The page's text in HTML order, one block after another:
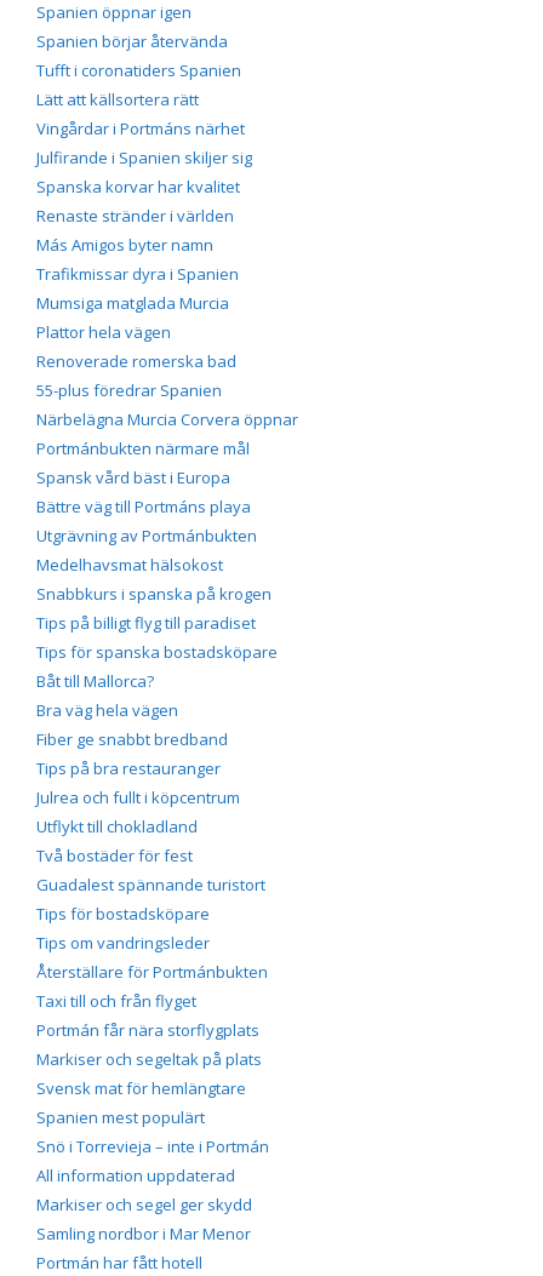
Spanien öppnar igen
Spanien börjar återvända
Tufft i coronatiders Spanien
Lätt att källsortera rätt
Vingårdar i Portmáns närhet
Julfirande i Spanien skiljer sig
Spanska korvar har kvalitet
Renaste stränder i världen
Más Amigos byter namn
Trafikmissar dyra i Spanien
Mumsiga matglada Murcia
Plattor hela vägen
Renoverade romerska bad
55-plus föredrar Spanien
Närbelägna Murcia Corvera öppnar
Portmánbukten närmare mål
Spansk vård bäst i Europa
Bättre väg till Portmáns playa
Utgrävning av Portmánbukten
Medelhavsmat hälsokost
Snabbkurs i spanska på krogen
Tips på billigt flyg till paradiset
Tips för spanska bostadsköpare
Båt till Mallorca?
Bra väg hela vägen
Fiber ge snabbt bredband
Tips på bra restauranger
Julrea och fullt i köpcentrum
Utflykt till chokladland
Två bostäder för fest
Guadalest spännande turistort
Tips för bostadsköpare
Tips om vandringsleder
Återställare för Portmánbukten
Taxi till och från flyget
Portmán får nära storflygplats
Markiser och segeltak på plats
Svensk mat för hemlängtare
Spanien mest populärt
Snö i Torrevieja – inte i Portmán
All information uppdaterad
Markiser och segel ger skydd
Samling nordbor i Mar Menor
Portmán har fått hotell